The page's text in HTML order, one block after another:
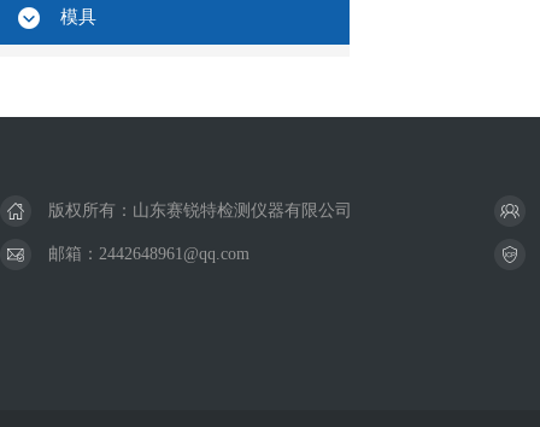
模具
版权所有：山东赛锐特检测仪器有限公司
邮箱：2442648961@qq.com